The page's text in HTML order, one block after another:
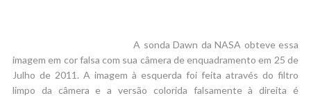
A sonda Dawn da NASA obteve essa
imagem em cor falsa com sua câmera de enquadramento em 25 de
Julho de 2011. A imagem à esquerda foi feita através do filtro
limpo da câmera e a versão colorida falsamente à direita é